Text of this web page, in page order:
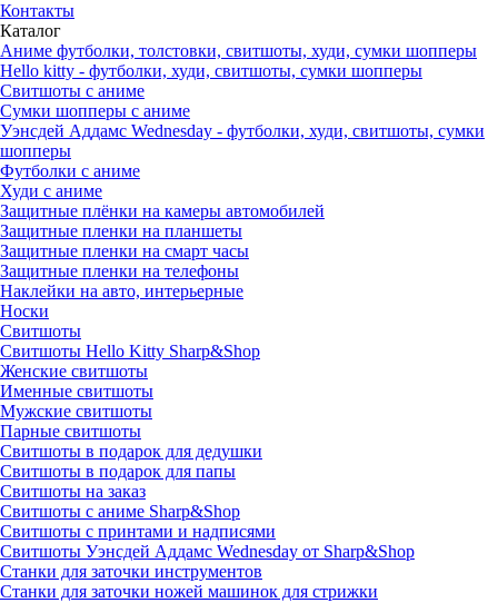
Контакты
Каталог
Аниме футболки, толстовки, свитшоты, худи, сумки шопперы
Hello kitty - футболки, худи, свитшоты, сумки шопперы
Свитшоты с аниме
Сумки шопперы с аниме
Уэнсдей Аддамс Wednesday - футболки, худи, свитшоты, сумки
шопперы
Футболки с аниме
Худи с аниме
Защитные плёнки на камеры автомобилей
Защитные пленки на планшеты
Защитные пленки на смарт часы
Защитные пленки на телефоны
Наклейки на авто, интерьерные
Носки
Свитшоты
Cвитшоты Hello Kitty Sharp&Shop
Женские свитшоты
Именные свитшоты
Мужские свитшоты
Парные свитшоты
Свитшоты в подарок для дедушки
Свитшоты в подарок для папы
Свитшоты на заказ
Свитшоты с аниме Sharp&Shop
Свитшоты с принтами и надписями
Свитшоты Уэнсдей Аддамс Wednesday от Sharp&Shop
Станки для заточки инструментов
Станки для заточки ножей машинок для стрижки